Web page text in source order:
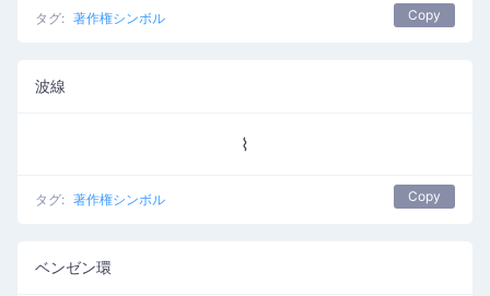
タグ: 著作権シンボル Copy
波線
⌇
タグ: 著作権シンボル Copy
ベンゼン環